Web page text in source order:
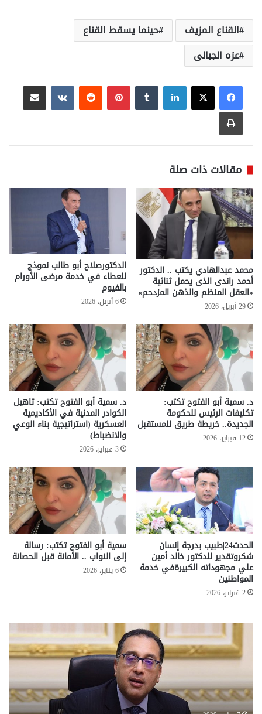
القناع المزيف
حينما يسقط القناع
عزه الجبالى
لينكدإن بينتيريست
مشاركة عبر البريد
طباعة
مقالات ذات صلة
محمد عبدالهادي يكتب .. الدكتور
أحمد راندى الذى يحمل ثنائية
«العقل المنظم والذهن المزدحم»
29 أبريل، 2026
الدكتورصلاح أبو طالب نموذج
للعطاء في خدمة مرضى الأورام
بالفيوم
6 أبريل، 2026
د. سمية أبو الفتوح تكتب:
تكليفات الرئيس للحكومة
الجديدة.. خريطة طريق للمستقبل
12 فبراير، 2026
د. سمية أبو الفتوح تكتب: تاهيل
الكوادر المدنية في الأكاديمية
العسكرية (استراتيجية بناء الوعي
والانضباط)
3 فبراير، 2026
الحدث24|طبيب بدرجة إنسان
شكروتقدير للدكتور خالد أمين
علي مجهوداته الكبيرةفي خدمة
المواطنين
2 فبراير، 2026
سمية أبو الفتوح تكتب: رسالة
إلى النواب .. الأمانة قبل الحصانة
6 يناير، 2026
تحركات
حكومية
لحسم
قانون
القديم..والبرلمان:
جاهزون
..